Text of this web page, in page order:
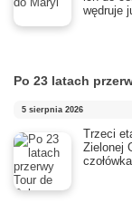
wędruje
Po 23 latach
5 sierpnia 2026
Trzeci
Zielonej